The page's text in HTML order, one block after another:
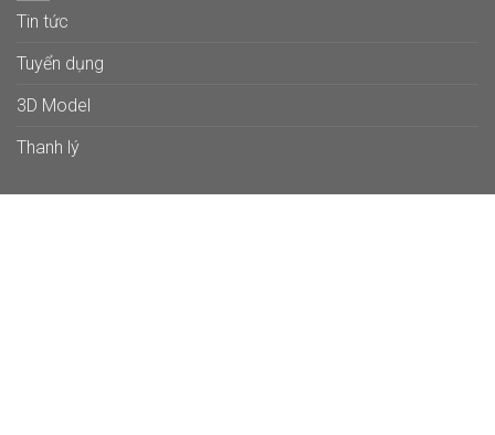
Tin tức
Tuyển dụng
3D Model
Thanh lý